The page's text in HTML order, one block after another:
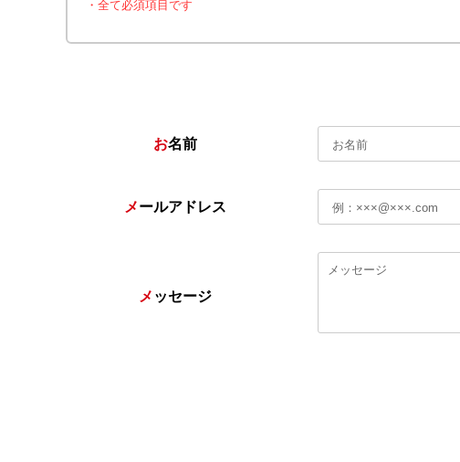
・全て必須項目です
お名前
メールアドレス
メ ッセージ